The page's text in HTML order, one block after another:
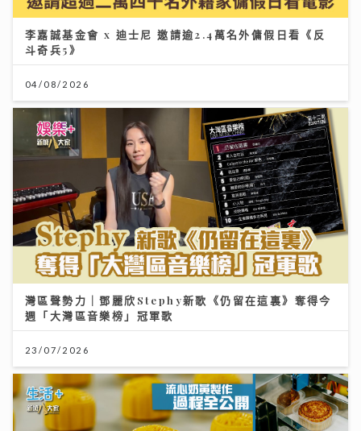
李嘉誠基金會 x 迪士尼 邀請逾2.4萬名外傭假日看《反
斗奇兵5》
04/08/2026
灣區聲勢力｜鄧麗欣Stephy新歌《仍留在這裏》奪得今
週「大灣區音樂榜」冠軍歌
23/07/2026